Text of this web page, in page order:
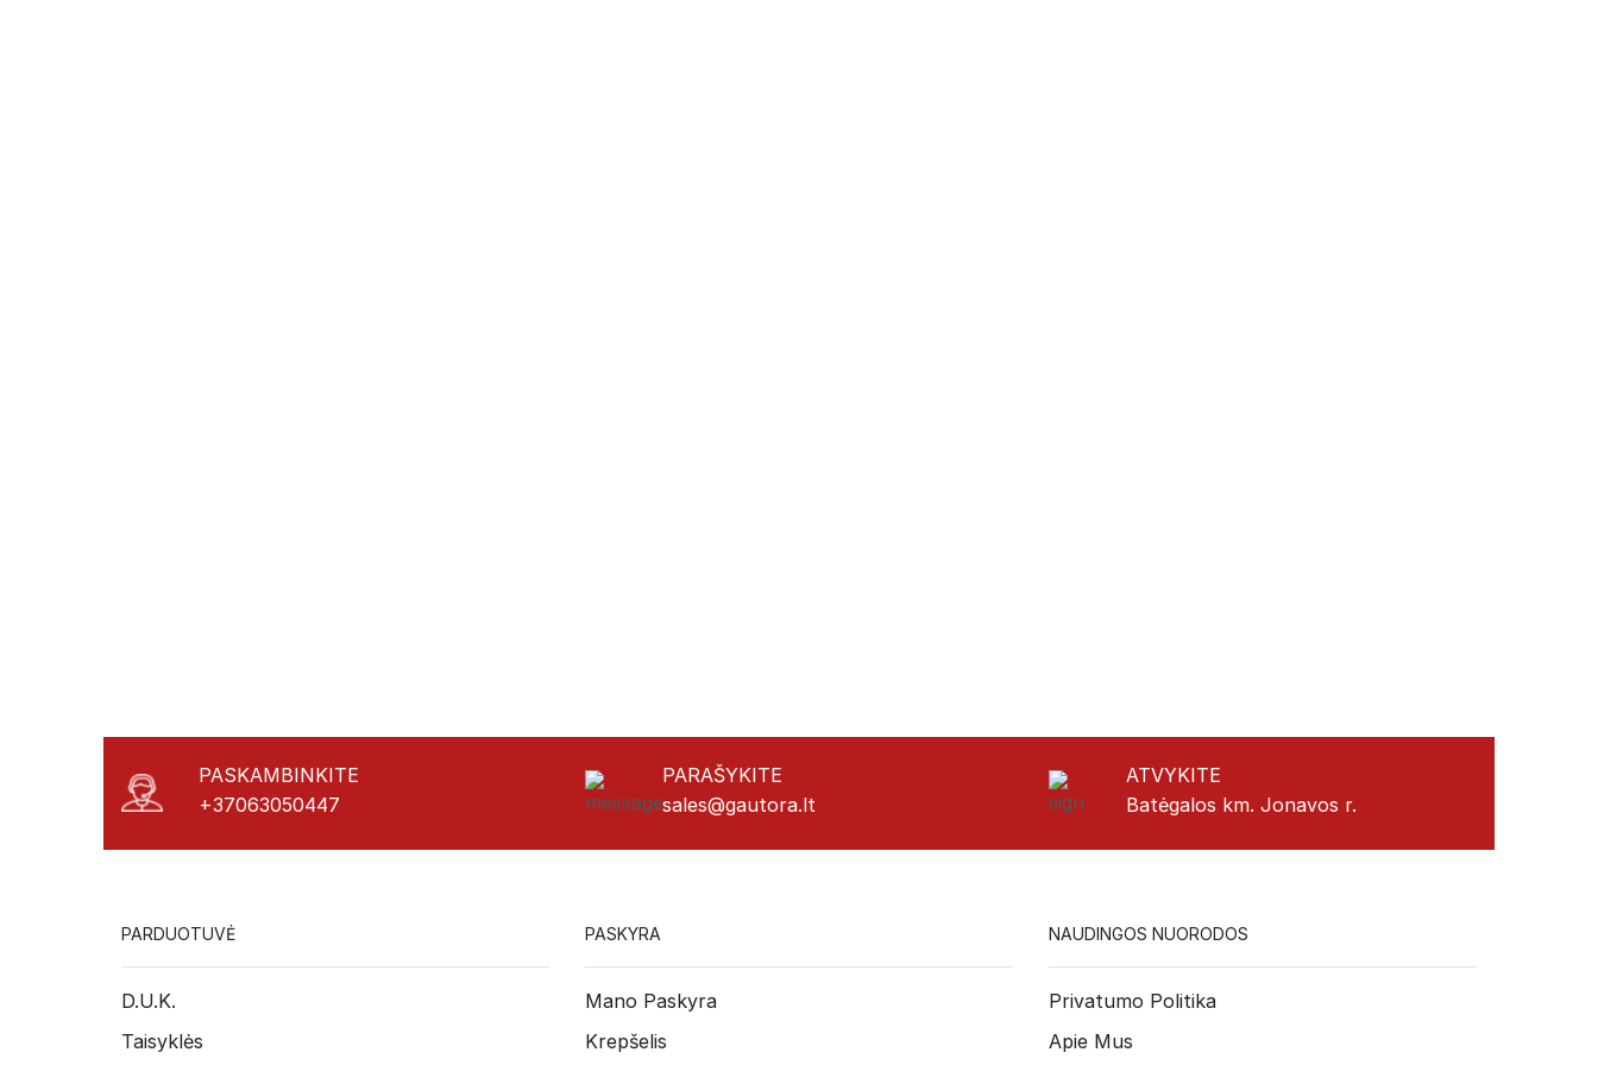
PASKAMBINKITE
+37063050447
PARAŠYKITE
sales@gautora.lt
ATVYKITE
Batėgalos km. Jonavos r.
PARDUOTUVĖ
D.U.K.
Taisyklės
PASKYRA
Mano Paskyra
Krepšelis
NAUDINGOS NUORODOS
Privatumo Politika
Apie Mus